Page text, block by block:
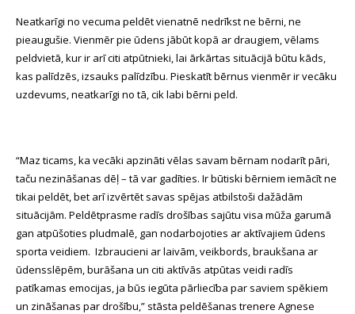
Neatkarīgi no vecuma peldēt vienatnē nedrīkst ne bērni, ne
pieaugušie. Vienmēr pie ūdens jābūt kopā ar draugiem, vēlams
peldvietā, kur ir arī citi atpūtnieki, lai ārkārtas situācijā būtu kāds,
kas palīdzēs, izsauks palīdzību. Pieskatīt bērnus vienmēr ir vecāku
uzdevums, neatkarīgi no tā, cik labi bērni peld.
“Maz ticams, ka vecāki apzināti vēlas savam bērnam nodarīt pāri,
taču nezināšanas dēļ – tā var gadīties. Ir būtiski bērniem iemācīt ne
tikai peldēt, bet arī izvērtēt savas spējas atbilstoši dažādām
situācijām. Peldētprasme radīs drošības sajūtu visa mūža garumā
gan atpūšoties pludmalē, gan nodarbojoties ar aktīvajiem ūdens
sporta veidiem. Izbraucieni ar laivām, veikbords, braukšana ar
ūdensslēpēm, burāšana un citi aktīvās atpūtas veidi radīs
patīkamas emocijas, ja būs iegūta pārliecība par saviem spēkiem
un zināšanas par drošību,” stāsta peldēšanas trenere Agnese